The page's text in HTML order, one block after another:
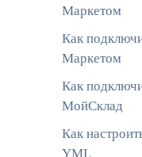
Маркетом
Как
Маркетом
Как
МойСклад
Как
YML